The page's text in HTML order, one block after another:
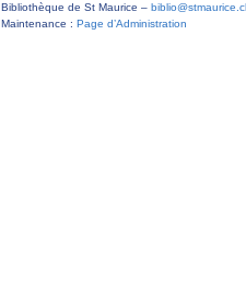
Bibliothèque de St Maurice –
Maintenance : Page d’Administration